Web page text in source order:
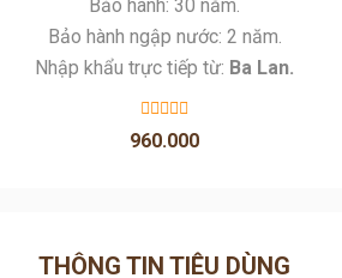
960.000
THÔNG TIN TIÊU DÙNG